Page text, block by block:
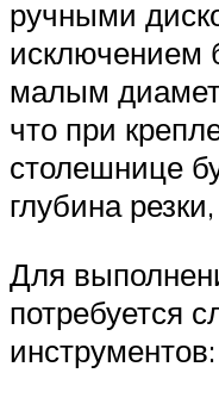
ручными
исключением
малым
что при
столешнице
глубина
Для
потребуется
инструментов: